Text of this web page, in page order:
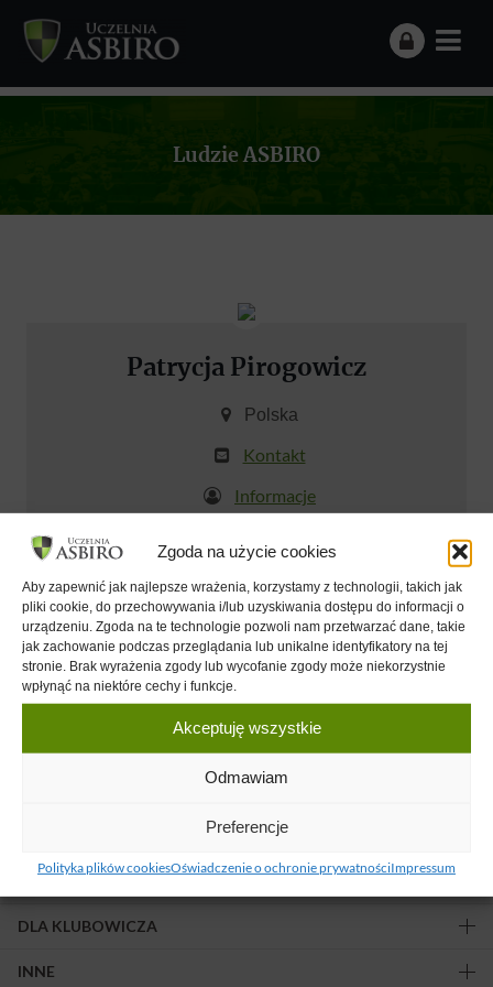
Zgoda na użycie cookies
Aby zapewnić jak najlepsze wrażenia, korzystamy z technologii, takich jak
pliki cookie, do przechowywania i/lub uzyskiwania dostępu do informacji o
urządzeniu. Zgoda na te technologie pozwoli nam przetwarzać dane, takie
jak zachowanie podczas przeglądania lub unikalne identyfikatory na tej
stronie. Brak wyrażenia zgody lub wycofanie zgody może niekorzystnie
wpłynąć na niektóre cechy i funkcje.
Akceptuję wszystkie
Odmawiam
Preferencje
Polityka plików cookiesOświadczenie o ochronie prywatnościImpressum
Ludzie ASBIRO
Patrycja Pirogowicz
Polska
Kontakt
Informacje
Nadchodzące wydarzenia
Brak zaplanowanych wydarzeń.
OFERTA
DLA KLUBOWICZA
INNE